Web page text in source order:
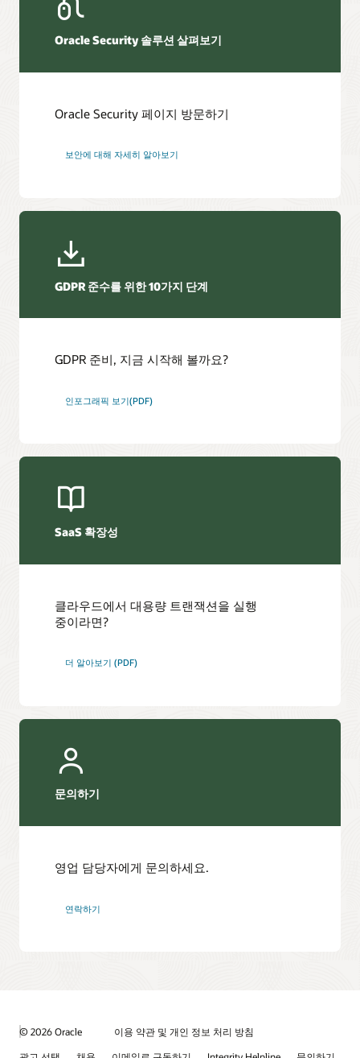
Oracle Security 솔루션 살펴보기
Oracle Security 페이지 방문하기
보안에 대해 자세히 알아보기
GDPR 준수를 위한 10가지 단계
GDPR 준비, 지금 시작해 볼까요?
인포그래픽 보기(PDF)
SaaS 확장성
클라우드에서 대용량 트랜잭션을 실행
중이라면?
더 알아보기
ERP
확장하는
(PDF)
문의하기
영업 담당자에게 문의하세요.
연락하기
© 2026 Oracle
이용 약관 및 개인 정보 처리 방침